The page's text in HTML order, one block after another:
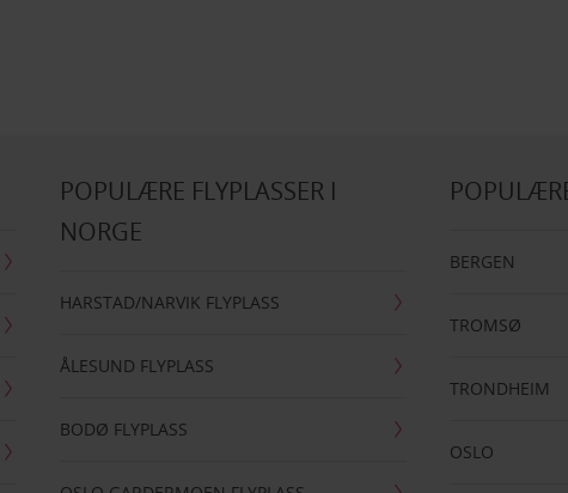
POPULÆRE FLYPLASSER I
NORGE
HARSTAD/NARVIK FLYPLASS
ÅLESUND FLYPLASS
BODØ FLYPLASS
BERGEN
TROMSØ
TRONDHEIM
OSLO